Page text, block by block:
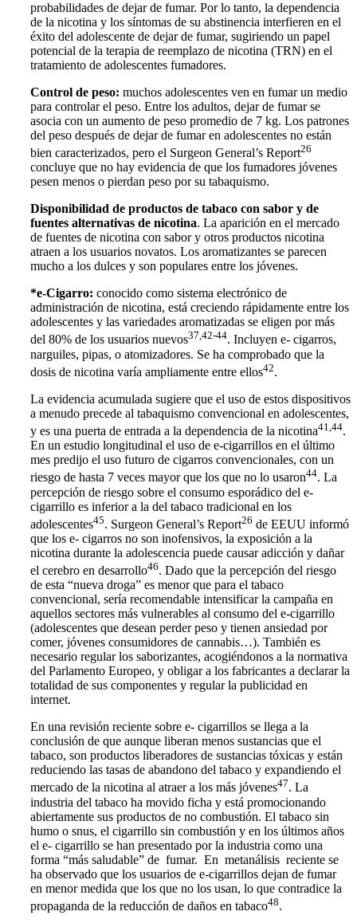
probabilidades de dejar de fumar. Por lo tanto, la dependencia
de la nicotina y los síntomas de su abstinencia interfieren en el
éxito del adolescente de dejar de fumar, sugiriendo un papel
potencial de la terapia de reemplazo de nicotina (TRN) en el
tratamiento de adolescentes fumadores.
Control de peso: muchos adolescentes ven en fumar un medio
para controlar el peso. Entre los adultos, dejar de fumar se
asocia con un aumento de peso promedio de 7 kg. Los patrones
del peso después de dejar de fumar en adolescentes no están
bien caracterizados, pero el Surgeon General’s Report26
concluye que no hay evidencia de que los fumadores jóvenes
pesen menos o pierdan peso por su tabaquismo.
Disponibilidad de productos de tabaco con sabor y de
fuentes alternativas de nicotina. La aparición en el mercado
de fuentes de nicotina con sabor y otros productos nicotina
atraen a los usuarios novatos. Los aromatizantes se parecen
mucho a los dulces y son populares entre los jóvenes.
*e-Cigarro: conocido como sistema electrónico de
administración de nicotina, está creciendo rápidamente entre los
adolescentes y las variedades aromatizadas se eligen por más
del 80% de los usuarios nuevos37,42-44. Incluyen e- cigarros,
narguiles, pipas, o atomizadores. Se ha comprobado que la
dosis de nicotina varía ampliamente entre ellos42.
La evidencia acumulada sugiere que el uso de estos dispositivos
a menudo precede al tabaquismo convencional en adolescentes,
y es una puerta de entrada a la dependencia de la nicotina41,44.
En un estudio longitudinal el uso de e-cigarrillos en el último
mes predijo el uso futuro de cigarros convencionales, con un
riesgo de hasta 7 veces mayor que los que no lo usaron44. La
percepción de riesgo sobre el consumo esporádico del e-
cigarrillo es inferior a la del tabaco tradicional en los
adolescentes45. Surgeon General’s Report26 de EEUU informó
que los e- cigarros no son inofensivos, la exposición a la
nicotina durante la adolescencia puede causar adicción y dañar
el cerebro en desarrollo46. Dado que la percepción del riesgo
de esta “nueva droga” es menor que para el tabaco
convencional, sería recomendable intensificar la campaña en
aquellos sectores más vulnerables al consumo del e-cigarrillo
(adolescentes que desean perder peso y tienen ansiedad por
comer, jóvenes consumidores de cannabis…). También es
necesario regular los saborizantes, acogiéndonos a la normativa
del Parlamento Europeo, y obligar a los fabricantes a declarar la
totalidad de sus componentes y regular la publicidad en
internet.
En una revisión reciente sobre e- cigarrillos se llega a la
conclusión de que aunque liberan menos sustancias que el
tabaco, son productos liberadores de sustancias tóxicas y están
reduciendo las tasas de abandono del tabaco y expandiendo el
mercado de la nicotina al atraer a los más jóvenes47. La
industria del tabaco ha movido ficha y está promocionando
abiertamente sus productos de no combustión. El tabaco sin
humo o snus, el cigarrillo sin combustión y en los últimos años
el e- cigarrillo se han presentado por la industria como una
forma “más saludable” de fumar. En metanálisis reciente se
ha observado que los usuarios de e-cigarrillos dejan de fumar
en menor medida que los que no los usan, lo que contradice la
propaganda de la reducción de daños en tabaco48.